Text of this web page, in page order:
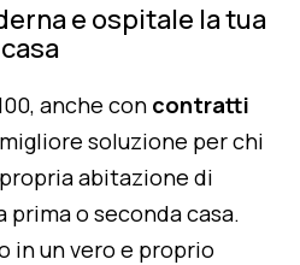
e ospitale la tua
casa
anche con contratti
soluzione per chi
abitazione di
prima o seconda casa.
in un vero e proprio